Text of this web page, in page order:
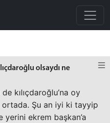
olsaydı ne
kılıçdaroğlu’na oy
ortada. Şu an iyi ki tayyip
ekrem başkan’a